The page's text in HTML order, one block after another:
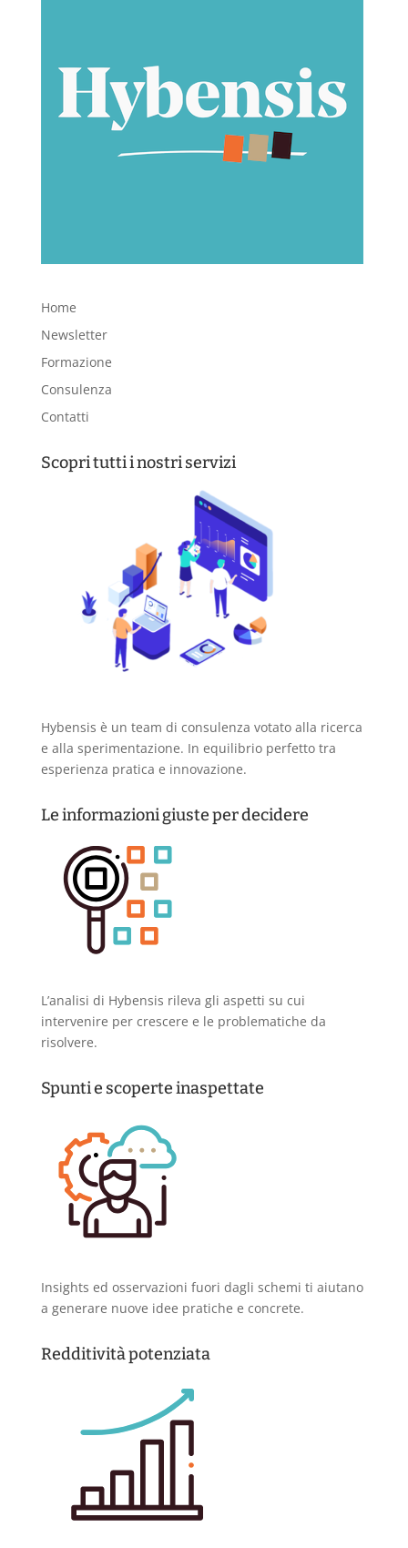
Home
Newsletter
Formazione
Consulenza
Contatti
Scopri tutti i nostri servizi
Hybensis è un team di consulenza votato alla ricerca
e alla sperimentazione. In equilibrio perfetto tra
esperienza pratica e innovazione.
Le informazioni giuste per decidere
L’analisi di Hybensis rileva gli aspetti su cui
intervenire per crescere e le problematiche da
risolvere.
Spunti e scoperte inaspettate
Insights ed osservazioni fuori dagli schemi ti aiutano
a generare nuove idee pratiche e concrete.
Redditività potenziata